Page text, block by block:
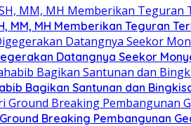
MM, MH Memberikan Teguran
Datangnya Seekor
Bagikan Santunan dan
Breaking Pembangunan